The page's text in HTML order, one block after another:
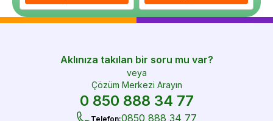
Aklınıza takılan bir soru mu var?
veya
Çözüm Merkezi Arayın
0 850 888 34 77
Telefon:0850 888 34 77